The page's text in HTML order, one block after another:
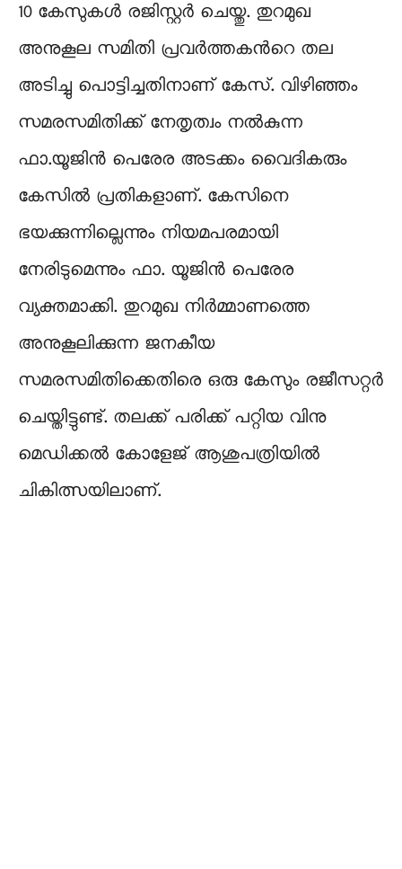
10 കേസുകള്‍ രജിസ്റ്റര്‍ ചെയ്തു. തുറമുഖ
അനുകൂല സമിതി പ്രവർത്തകന്‍റെ തല
അടിച്ചു പൊട്ടിച്ചതിനാണ് കേസ്. വിഴിഞ്ഞം
സമരസമിതിക്ക് നേതൃത്വം നല്‍കുന്ന
ഫാ.യൂജിൻ പെരേര അടക്കം വൈദികരും
കേസില്‍ പ്രതികളാണ്. കേസിനെ
ഭയക്കുന്നില്ലെന്നും നിയമപരമായി
നേരിടുമെന്നും ഫാ. യൂജിൻ പെരേര
വ്യക്തമാക്കി. തുറമുഖ നിർമ്മാണത്തെ
അനുകൂലിക്കുന്ന ജനകീയ
സമരസമിതിക്കെതിരെ ഒരു കേസും രജീസറ്റര്‍
ചെയ്തിട്ടുണ്ട്. തലക്ക് പരിക്ക് പറ്റിയ വിനു
മെഡിക്കൽ കോളേജ് ആശുപത്രിയിൽ
ചികിത്സയിലാണ്.